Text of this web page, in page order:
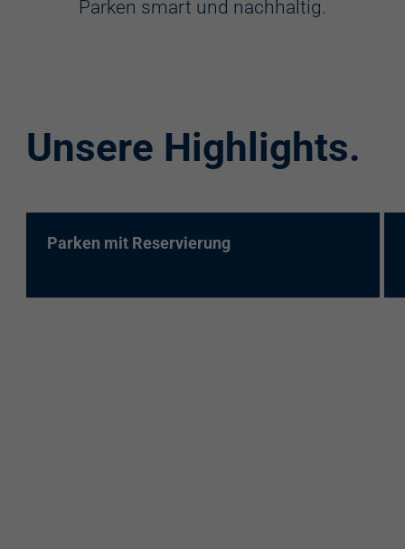
Familienstellplätze
re:charge-Karte
Parken smart und nachhaltig.
Unsere Highlights.
Parken mit Reservierung